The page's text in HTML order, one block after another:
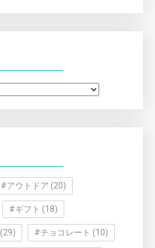
#アウトドア (20)
#ギフト (18)
(29) #チョコレート (10)